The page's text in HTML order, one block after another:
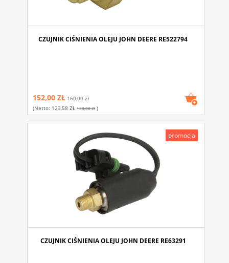
CZUJNIK CIŚNIENIA OLEJU JOHN DEERE RE522794
152,00 ZŁ 160,00 zł
(netto: 123,58 ZŁ 130,08 Zł)
CZUJNIK CIŚNIENIA OLEJU JOHN DEERE RE63291
promocja